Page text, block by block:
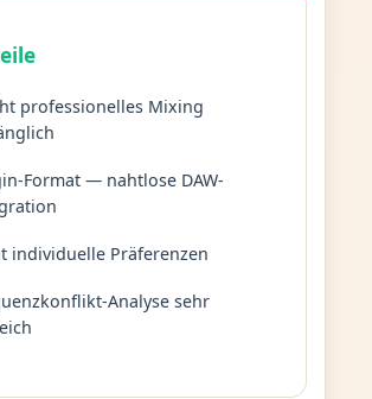
professionelles Mixing
Format — nahtlose DAW-
individuelle Präferenzen
Analyse sehr